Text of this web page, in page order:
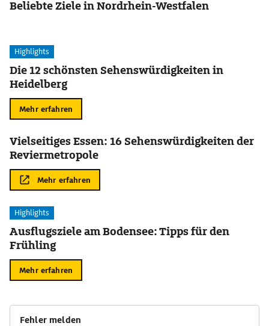
Beliebte Ziele in Nordrhein-Westfalen
Highlights
Die 12 schönsten Sehenswürdigkeiten in
Heidelberg
Mehr erfahren
Vielseitiges Essen: 16 Sehenswürdigkeiten der
Reviermetropole
Mehr erfahren
Highlights
Ausflugsziele am Bodensee: Tipps für den
Frühling
Mehr erfahren
Fehler melden